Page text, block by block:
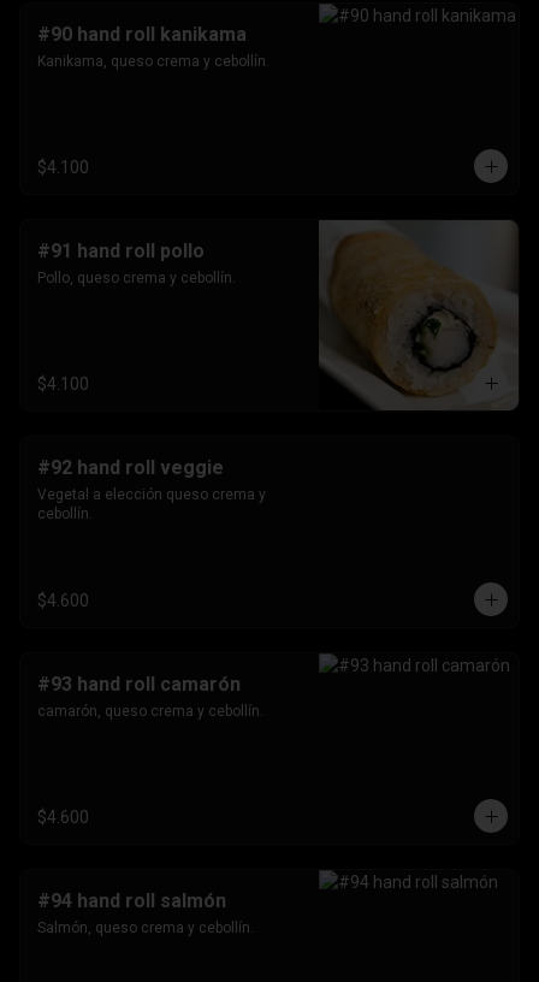
#90 hand roll kanikama
Kanikama, queso crema y cebollín.
$4.100
#91 hand roll pollo
Pollo, queso crema y cebollín.
$4.100
#92 hand roll veggie
Vegetal a elección queso crema y
cebollín.
$4.600
#93 hand roll camarón
camarón, queso crema y cebollín.
$4.600
#94 hand roll salmón
Salmón, queso crema y cebollín.